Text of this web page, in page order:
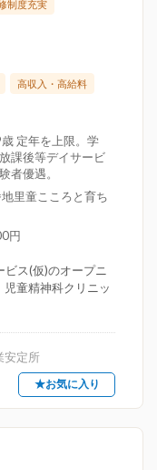
制度充実
高収入・高給料
定年を上限。学
課後等デイサービ
者優遇。
里童こころと育ち
円
ス(仮)のオープニ
童精神科クリニッ
安定所
★お気に入り